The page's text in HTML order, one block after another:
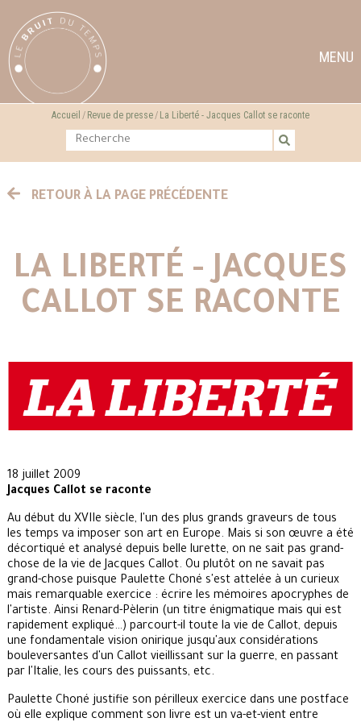
MENU
Accueil Revue de presse La Liberté - Jacques Callot se raconte
RETOUR À LA PAGE PRÉCÉDENTE
LA LIBERTÉ - JACQUES
CALLOT SE RACONTE
18 juillet 2009
Jacques Callot se raconte
Au début du XVIIe siècle, l'un des plus grands graveurs de tous
les temps va imposer son art en Europe. Mais si son œuvre a été
décortiqué et analysé depuis belle lurette, on ne sait pas grand-
chose de la vie de Jacques Callot. Ou plutôt on ne savait pas
grand-chose puisque Paulette Choné s'est attelée à un curieux
mais remarquable exercice : écrire les mémoires apocryphes de
l'artiste. Ainsi Renard-Pèlerin (un titre énigmatique mais qui est
rapidement expliqué…) parcourt-il toute la vie de Callot, depuis
une fondamentale vision onirique jusqu'aux considérations
bouleversantes d'un Callot vieillissant sur la guerre, en passant
par l'Italie, les cours des puissants, etc.
Paulette Choné justifie son périlleux exercice dans une postface
où elle explique comment son livre est un va-et-vient entre